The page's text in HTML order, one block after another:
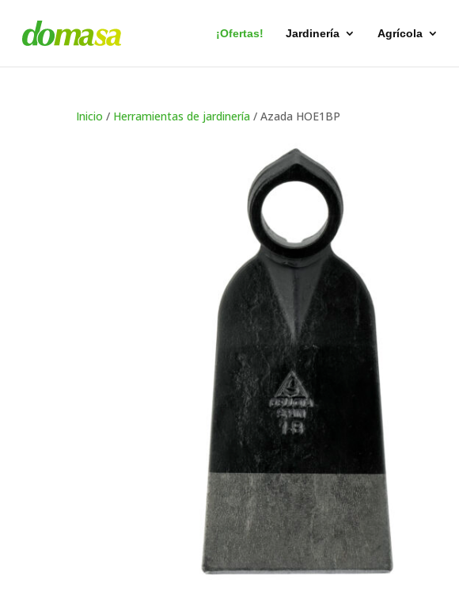
¡Ofertas! Jardinería Agrícola
Inicio / Herramientas de jardinería / Azada HOE1BP